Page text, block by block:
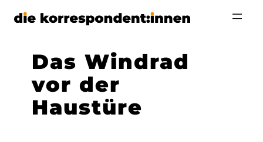
Zum
Das Windrad
vor der
Haustüre